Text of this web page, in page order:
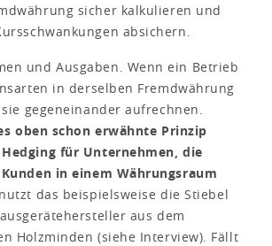
sicher kalkulieren und
absichern.
und Ausgaben. Wenn ein Betrieb
in derselben Fremdwährung
gegeneinander aufrechnen.
oben schon erwähnte Prinzip
für Unternehmen, die
in einem Währungsraum
das beispielsweise die Stiebel
aus dem
Holzminden (siehe Interview). Fällt